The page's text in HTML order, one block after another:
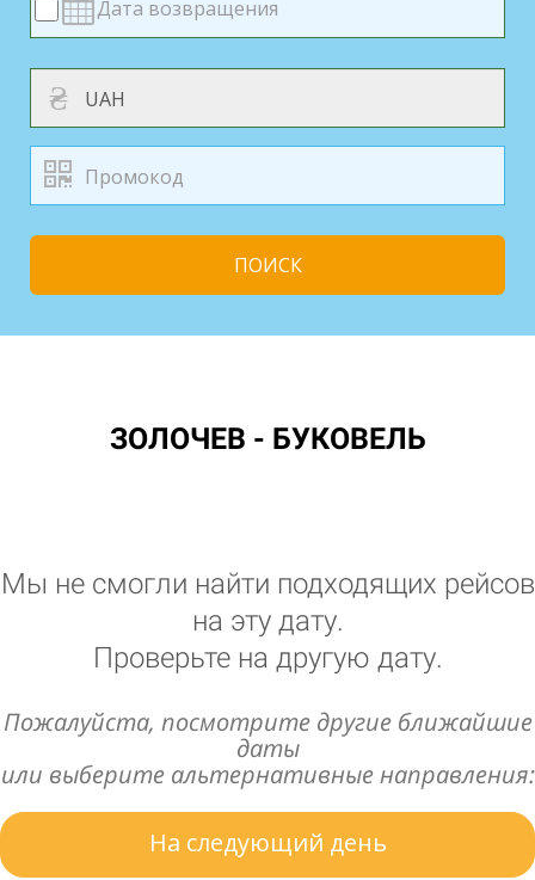
₴
ПОИСК
ЗОЛОЧЕВ - БУКОВЕЛЬ
Мы не смогли найти подходящих рейсов
на эту дату.
Проверьте на другую дату.
Пожалуйста, посмотрите другие ближайшие
даты
или выберите альтернативные направления:
На следующий день